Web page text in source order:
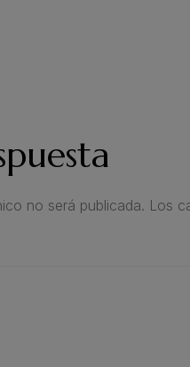
no será publicada. Los